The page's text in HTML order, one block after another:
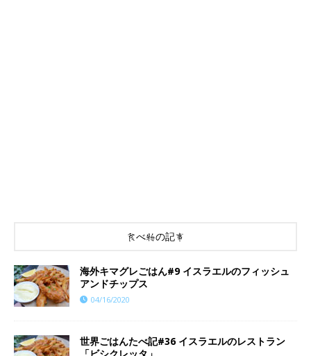
食べ物の記事
海外キマグレごはん#9 イスラエルのフィッシュ
アンドチップス
04/16/2020
世界ごはんたべ記#36 イスラエルのレストラン